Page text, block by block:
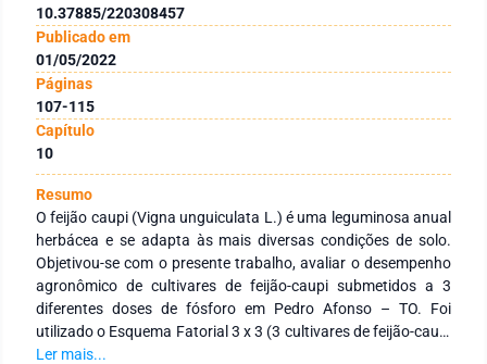
10.37885/220308457
Publicado em
01/05/2022
Páginas
107-115
Capítulo
10
Resumo
O feijão caupi (Vigna unguiculata L.) é uma leguminosa anual
herbácea e se adapta às mais diversas condições de solo.
Objetivou-se com o presente trabalho, avaliar o desempenho
agronômico de cultivares de feijão-caupi submetidos a 3
diferentes doses de fósforo em Pedro Afonso – TO. Foi
utilizado o Esquema Fatorial 3 x 3 (3 cultivares de feijão-caupi
e 3 doses de fósforo) em Delineamento em Blocos
Ler mais...